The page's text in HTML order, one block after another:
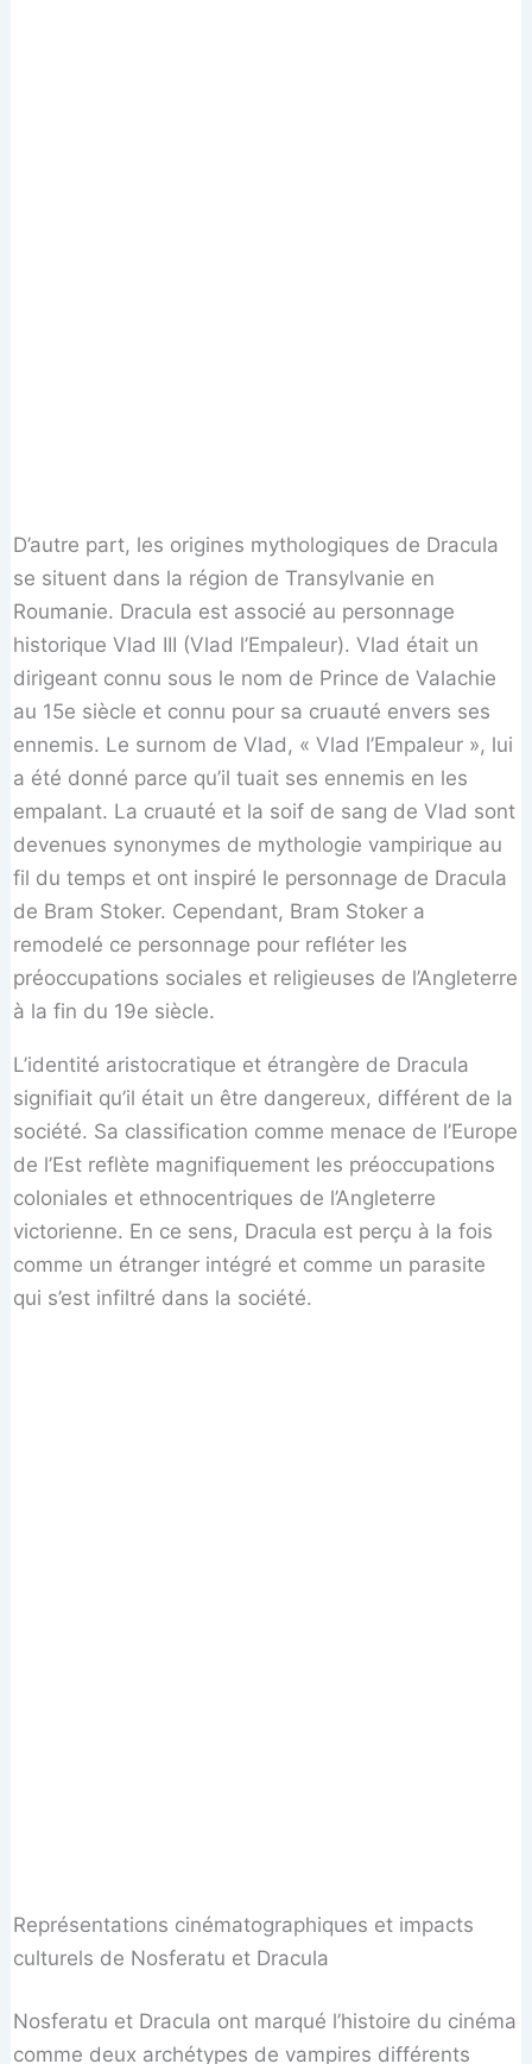
D’autre part, les origines mythologiques de Dracula
se situent dans la région de Transylvanie en
Roumanie. Dracula est associé au personnage
historique Vlad III (Vlad l’Empaleur). Vlad était un
dirigeant connu sous le nom de Prince de Valachie
au 15e siècle et connu pour sa cruauté envers ses
ennemis. Le surnom de Vlad, « Vlad l’Empaleur », lui
a été donné parce qu’il tuait ses ennemis en les
empalant. La cruauté et la soif de sang de Vlad sont
devenues synonymes de mythologie vampirique au
fil du temps et ont inspiré le personnage de Dracula
de Bram Stoker. Cependant, Bram Stoker a
remodelé ce personnage pour refléter les
préoccupations sociales et religieuses de l’Angleterre
à la fin du 19e siècle.
L’identité aristocratique et étrangère de Dracula
signifiait qu’il était un être dangereux, différent de la
société. Sa classification comme menace de l’Europe
de l’Est reflète magnifiquement les préoccupations
coloniales et ethnocentriques de l’Angleterre
victorienne. En ce sens, Dracula est perçu à la fois
comme un étranger intégré et comme un parasite
qui s’est infiltré dans la société.
Représentations cinématographiques et impacts
culturels de Nosferatu et Dracula
Nosferatu et Dracula ont marqué l’histoire du cinéma
comme deux archétypes de vampires différents